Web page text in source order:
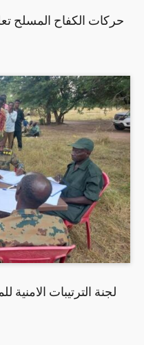
حركات الكفاح
لجنة الترتيبات